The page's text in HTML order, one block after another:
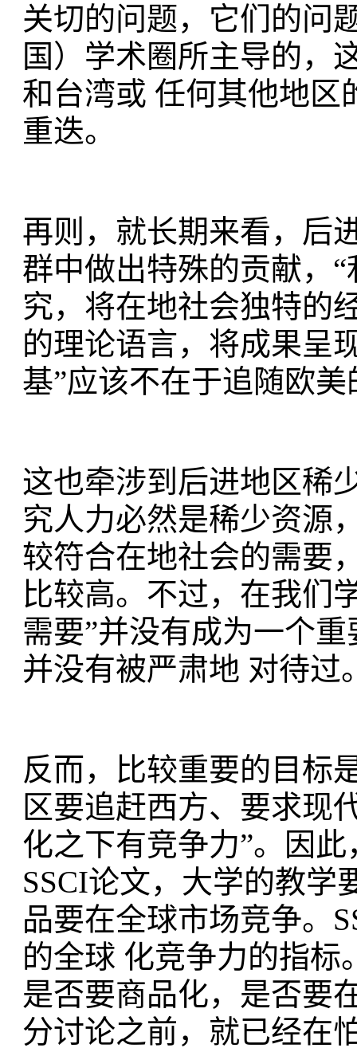
关切的问题，它们的问
国）学术圈所主导的，
和台湾或 任何其他地区
重迭。
再则，就长期来看，后
群中做出特殊的贡献，
究，将在地社会独特的
的理论语言，将成果呈
基”应该不在于追随欧
这也牵涉到后进地区稀
究人力必然是稀少资源
较符合在地社会的需要
比较高。不过，在我们
需要”并没有成为一个
并没有被严肃地 对待过
反而，比较重要的目标
区要追赶西方、要求现
化之下有竞争力”。因
SSCI论文，大学的教学
品要在全球市场竞争。
的全球 化竞争力的指标
是否要商品化，是否要
分讨论之前，就已经在